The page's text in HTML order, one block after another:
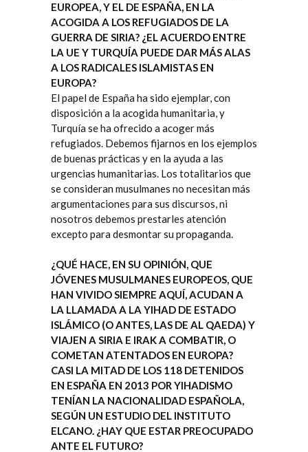
EUROPEA, Y EL DE ESPAÑA, EN LA
ACOGIDA A LOS REFUGIADOS DE LA
GUERRA DE SIRIA? ¿EL ACUERDO ENTRE
LA UE Y TURQUÍA PUEDE DAR MÁS ALAS
A LOS RADICALES ISLAMISTAS EN
EUROPA?
El papel de España ha sido ejemplar, con
disposición a la acogida humanitaria, y
Turquía se ha ofrecido a acoger más
refugiados. Debemos fijarnos en los ejemplos
de buenas prácticas y en la ayuda a las
urgencias humanitarias. Los totalitarios que
se consideran musulmanes no necesitan más
argumentaciones para sus discursos, ni
nosotros debemos prestarles atención
excepto para desmontar su propaganda.
¿QUÉ HACE, EN SU OPINIÓN, QUE
JÓVENES MUSULMANES EUROPEOS, QUE
HAN VIVIDO SIEMPRE AQUÍ, ACUDAN A
LA LLAMADA A LA YIHAD DE ESTADO
ISLÁMICO (O ANTES, LAS DE AL QAEDA) Y
VIAJEN A SIRIA E IRAK A COMBATIR, O
COMETAN ATENTADOS EN EUROPA?
CASI LA MITAD DE LOS 118 DETENIDOS
EN ESPAÑA EN 2013 POR YIHADISMO
TENÍAN LA NACIONALIDAD ESPAÑOLA,
SEGÚN UN ESTUDIO DEL INSTITUTO
ELCANO. ¿HAY QUE ESTAR PREOCUPADO
ANTE EL FUTURO?